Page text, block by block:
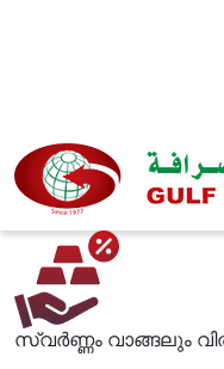
സ്വര്‍ണ്ണം വാങ്ങലും